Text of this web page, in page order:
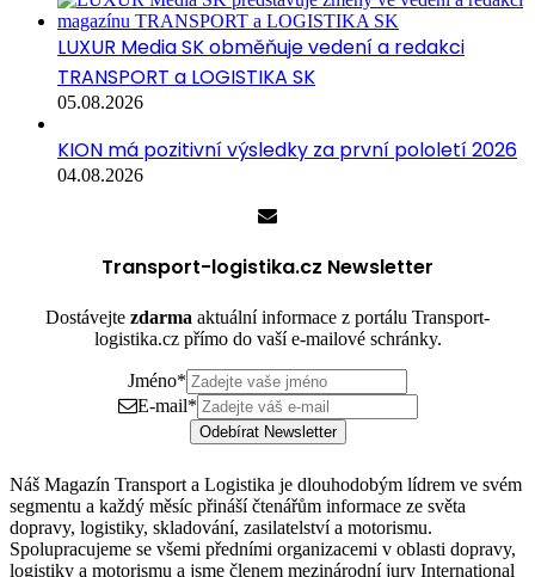
LUXUR Media SK obměňuje vedení a redakci
TRANSPORT a LOGISTIKA SK
05.08.2026
KION má pozitivní výsledky za první pololetí 2026
04.08.2026
Transport-logistika.cz Newsletter
Dostávejte zdarma aktuální informace z portálu Transport-
logistika.cz přímo do vaší e-mailové schránky.
Jméno*
E-mail*
Odebírat Newsletter
Náš Magazín Transport a Logistika je dlouhodobým lídrem ve svém
segmentu a každý měsíc přináší čtenářům informace ze světa
dopravy, logistiky, skladování, zasilatelství a motorismu.
Spolupracujeme se všemi předními organizacemi v oblasti dopravy,
logistiky a motorismu a jsme členem mezinárodní jury International